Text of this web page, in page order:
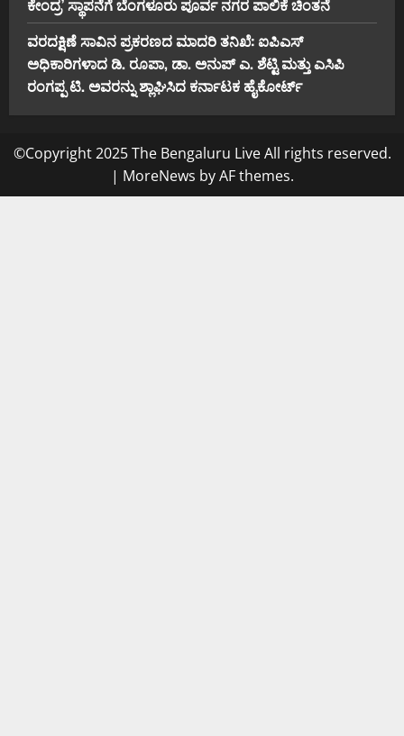
ವರದಕ್ಷಿಣೆ ಸಾವಿನ ಪ್ರಕರಣದ ಮಾದರಿ ತನಿಖೆ: ಐಪಿಎಸ್
ಅಧಿಕಾರಿಗಳಾದ ಡಿ. ರೂಪಾ, ಡಾ. ಅನುಪ್ ಎ. ಶೆಟ್ಟಿ ಮತ್ತು ಎಸಿಪಿ
ರಂಗಪ್ಪ ಟಿ. ಅವರನ್ನು ಶ್ಲಾಘಿಸಿದ ಕರ್ನಾಟಕ ಹೈಕೋರ್ಟ್
©Copyright 2025 The Bengaluru Live All rights reserved.
| MoreNews by AF themes.